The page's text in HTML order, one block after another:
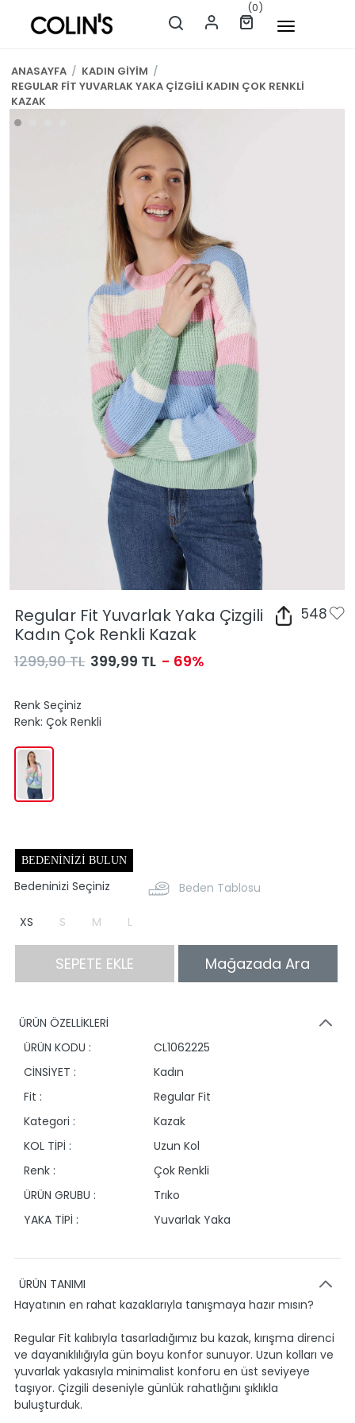
(0)
ANASAYFA / KADIN GİYİM /
REGULAR FİT YUVARLAK YAKA ÇİZGİLİ KADIN ÇOK RENKLİ
KAZAK
Regular Fit Yuvarlak Yaka Çizgili
Kadın Çok Renkli Kazak
548
1299,90 TL 399,99 TL - 69%
Renk Seçiniz
Renk: Çok Renkli
BEDENINIZI BULUN
Bedeninizi Seçiniz Beden Tablosu
XS S M L
SEPETE EKLE Mağazada Ara
ÜRÜN ÖZELLİKLERİ
ÜRÜN KODU :
CL1062225
CİNSİYET :
Kadın
Fit :
Regular Fit
Kategori :
Kazak
KOL TİPİ :
Uzun Kol
Renk :
Çok Renkli
ÜRÜN GRUBU :
Trıko
YAKA TİPİ :
Yuvarlak Yaka
ÜRÜN TANIMI
Hayatının en rahat kazaklarıyla tanışmaya hazır mısın?
Regular Fit kalıbıyla tasarladığımız bu kazak, kırışma direnci
ve dayanıklılığıyla gün boyu konfor sunuyor. Uzun kolları ve
yuvarlak yakasıyla minimalist konforu en üst seviyeye
taşıyor. Çizgili deseniyle günlük rahatlığını şıklıkla
buluşturduk.